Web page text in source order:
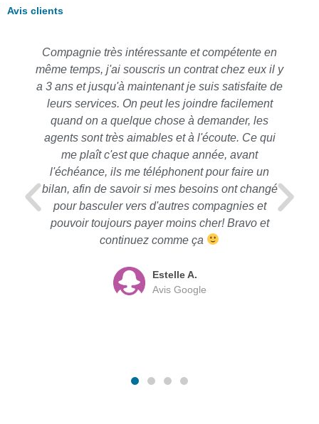
Avis clients
Compagnie très intéressante et compétente en
même temps, j'ai souscris un contrat chez eux il y
a 3 ans et jusqu'à maintenant je suis satisfaite de
leurs services. On peut les joindre facilement
quand on a quelque chose à demander, les
agents sont très aimables et à l'écoute. Ce qui
me plaît c'est que chaque année, avant
l'échéance, ils me téléphonent pour faire un
bilan, afin de savoir si mes besoins ont changé
pour basculer vers d'autres compagnies et
pouvoir toujours payer moins cher! Bravo et
continuez comme ça
Estelle A.
Avis Google